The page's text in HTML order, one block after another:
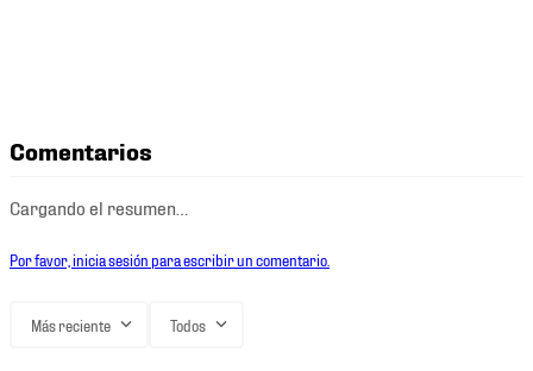
Comentarios
Cargando el resumen…
Por favor, inicia sesión para escribir un comentario.
Más reciente Todos